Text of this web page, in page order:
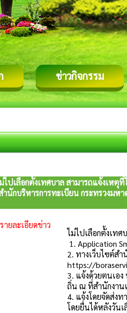
ข่าวกิจกรรม
ไปเลือกตั้งเทศบาล สามารถแจ้งเหตุ
ำนักบริหารการทะเบียน กระทรวงมห
ยละเอียดข่าว
ไม่ไปเลือกตั้งเท
1. Application
2. ทางเว็บไซต์ส
https://
3. แจ้งด้วยตนเอ
ถิ่น ณ ที่สำนักงาน
4. แจ้งโดยจัดส่ง
โดยยื่นได้หลังวัน